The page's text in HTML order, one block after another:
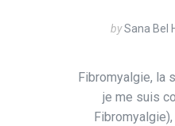
bySana Bel
Fibromyalgie, la
je me suis